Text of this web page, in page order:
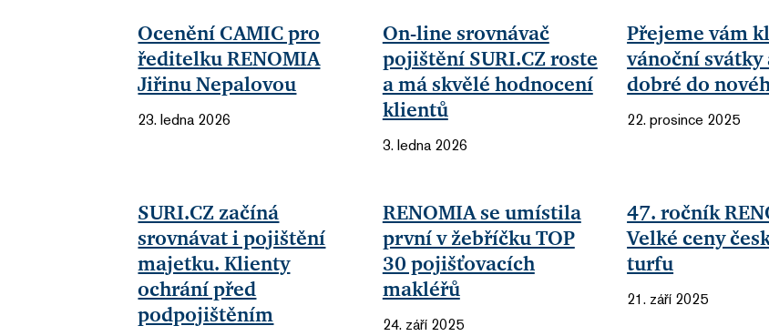
Ocenění CAMIC pro
ředitelku RENOMIA
Jiřinu Nepalovou
23. ledna 2026
On-line srovnávač
pojištění SURI.CZ roste
a má skvělé hodnocení
klientů
3. ledna 2026
Přejeme vám
vánoční svátky
dobré do
22. prosince 2025
SURI.CZ začíná
srovnávat i pojištění
majetku. Klienty
ochrání před
podpojištěním
RENOMIA se umístila
první v žebříčku TOP
30 pojišťovacích
makléřů
24. září 2025
47. ročník
Velké ceny
turfu
21. září 2025